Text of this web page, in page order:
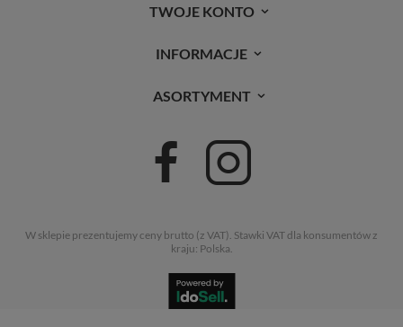
TWOJE KONTO
INFORMACJE
ASORTYMENT
W sklepie prezentujemy ceny brutto (z VAT). Stawki VAT dla konsumentów z
kraju: Polska